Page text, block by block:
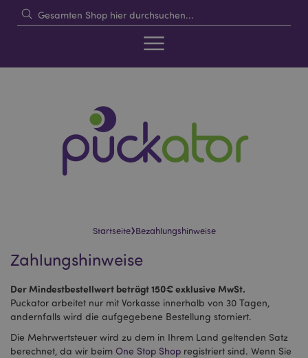
Startseite›Bezahlungshinweise
Zahlungshinweise
Der Mindestbestellwert beträgt 150€ exklusive MwSt.
Puckator arbeitet nur mit Vorkasse innerhalb von 30 Tagen,
andernfalls wird die aufgegebene Bestellung storniert.
Die Mehrwertsteuer wird zu dem in Ihrem Land geltenden Satz
berechnet, da wir beim One Stop Shop registriert sind. Wenn Sie